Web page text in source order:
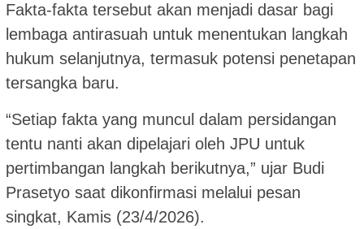
Fakta-fakta tersebut akan menjadi dasar bagi
lembaga antirasuah untuk menentukan langkah
hukum selanjutnya, termasuk potensi penetapan
tersangka baru.
“Setiap fakta yang muncul dalam persidangan
tentu nanti akan dipelajari oleh JPU untuk
pertimbangan langkah berikutnya,” ujar Budi
Prasetyo saat dikonfirmasi melalui pesan
singkat, Kamis (23/4/2026).